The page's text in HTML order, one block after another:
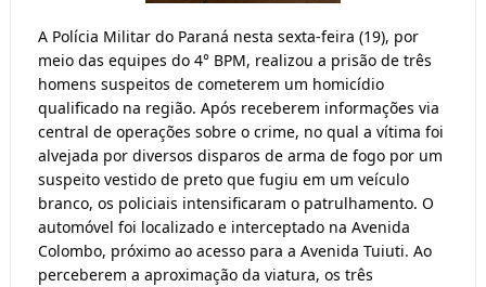
A Polícia Militar do Paraná nesta sexta-feira (19), por
meio das equipes do 4° BPM, realizou a prisão de três
homens suspeitos de cometerem um homicídio
qualificado na região. Após receberem informações via
central de operações sobre o crime, no qual a vítima foi
alvejada por diversos disparos de arma de fogo por um
suspeito vestido de preto que fugiu em um veículo
branco, os policiais intensificaram o patrulhamento. O
automóvel foi localizado e interceptado na Avenida
Colombo, próximo ao acesso para a Avenida Tuiuti. Ao
perceberem a aproximação da viatura, os três